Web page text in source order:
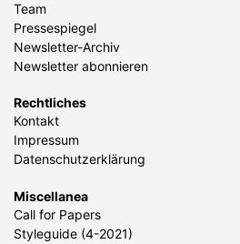
Team
Pressespiegel
Newsletter-Archiv
Newsletter abonnieren
Rechtliches
Kontakt
Impressum
Datenschutzerklärung
Miscellanea
Call for Papers
Styleguide (4-2021)